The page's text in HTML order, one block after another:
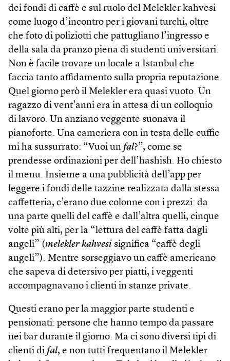
dei fondi di caffè e sul ruolo del Melekler kahvesi
come luogo d’incontro per i giovani turchi, oltre
che foto di poliziotti che pattugliano l’ingresso e
della sala da pranzo piena di studenti universitari.
Non è facile trovare un locale a Istanbul che
faccia tanto affidamento sulla propria reputazione.
Quel giorno però il Melekler era quasi vuoto. Un
ragazzo di vent’anni era in attesa di un colloquio
di lavoro. Un anziano veggente suonava il
pianoforte. Una cameriera con in testa delle cuffie
mi ha sussurrato: “Vuoi un fal?”, come se
prendesse ordinazioni per dell’hashish. Ho chiesto
il menu. Insieme a una pubblicità dell’app per
leggere i fondi delle tazzine realizzata dalla stessa
caffetteria, c’erano due colonne con i prezzi: da
una parte quelli del caffè e dall’altra quelli, cinque
volte più alti, per la “lettura del caffè fatta dagli
angeli” (melekler kahvesi significa “caffè degli
angeli”). Mentre sorseggiavo un caffè americano
che sapeva di detersivo per piatti, i veggenti
accompagnavano i clienti in stanze private.
Questi erano per la maggior parte studenti e
pensionati: persone che hanno tempo da passare
nei bar durante il giorno. Ma ci sono diversi tipi di
clienti di fal, e non tutti frequentano il Melekler